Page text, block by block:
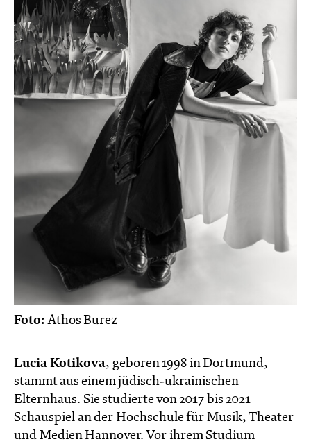
Foto: Athos Burez
Lucia Kotikova, geboren 1998 in Dortmund,
stammt aus einem jüdisch-ukrainischen
Elternhaus. Sie studierte von 2017 bis 2021
Schauspiel an der Hochschule für Musik, Theater
und Medien Hannover. Vor ihrem Studium